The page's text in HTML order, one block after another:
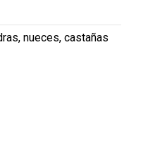
nueces, castañas